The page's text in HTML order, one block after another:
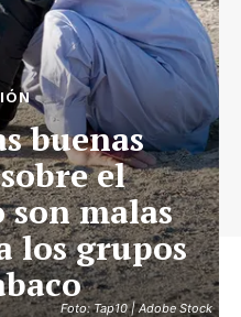
Foto: Tap10 | Adobe Stock
buenas
el
malas
los grupos